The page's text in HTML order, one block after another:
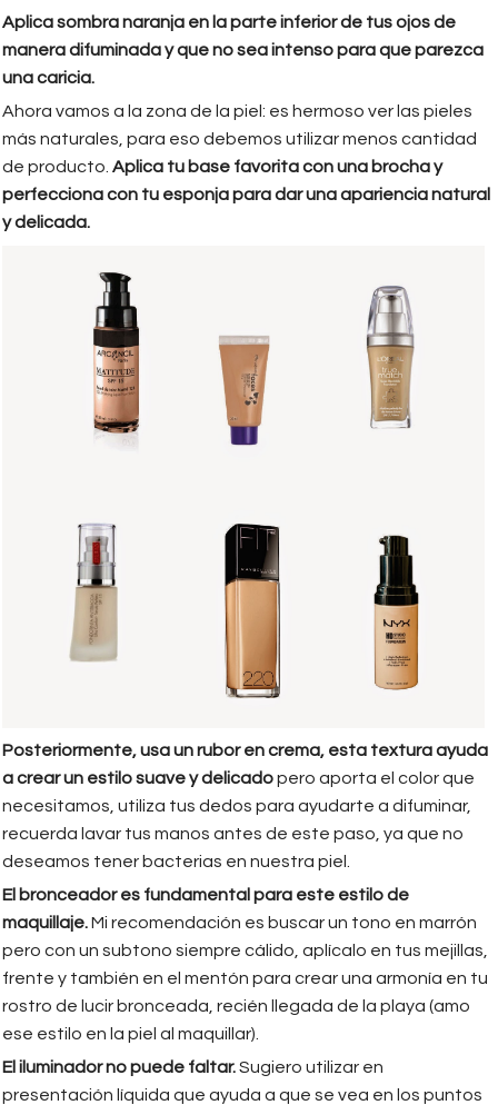
Aplica sombra naranja en la parte inferior de tus ojos de
manera difuminada y que no sea intenso para que parezca
una caricia.
Ahora vamos a la zona de la piel: es hermoso ver las pieles
más naturales, para eso debemos utilizar menos cantidad
de producto. Aplica tu base favorita con una brocha y
perfecciona con tu esponja para dar una apariencia natural
y delicada.
bases.jpg
Posteriormente, usa un rubor en crema, esta textura ayuda
a crear un estilo suave y delicadopero aporta el color que
necesitamos, utiliza tus dedos para ayudarte a difuminar,
recuerda lavar tus manos antes de este paso, ya que no
deseamos tener bacterias en nuestra piel.
El bronceador es fundamental para este estilo de
maquillaje.Mi recomendación es buscar un tono en marrón
pero con un subtono siempre cálido, aplícalo en tus mejillas,
frente y también en el mentón para crear una armonía en tu
rostro de lucir bronceada, recién llegada de la playa (amo
ese estilo en la piel al maquillar).
El iluminador no puede faltar.Sugiero utilizar en
presentación líquida que ayuda a que se vea en los puntos